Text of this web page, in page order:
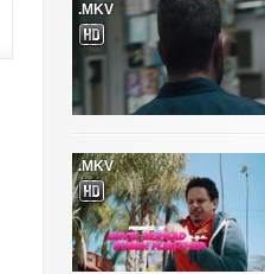
.MKV
.MKV